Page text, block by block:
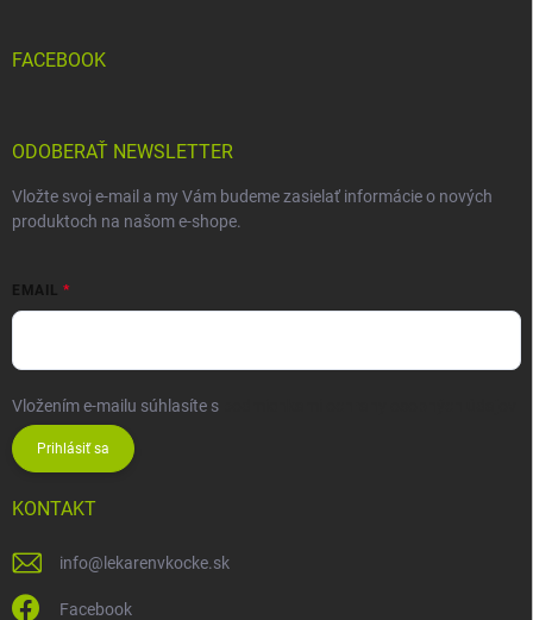
FACEBOOK
ODOBERAŤ NEWSLETTER
Vložte svoj e-mail a my Vám budeme zasielať informácie o nových
produktoch na našom e-shope.
EMAIL
Vložením e-mailu súhlasíte s
Prihlásiť sa
KONTAKT
info@ lekarenvkocke.sk
Facebook